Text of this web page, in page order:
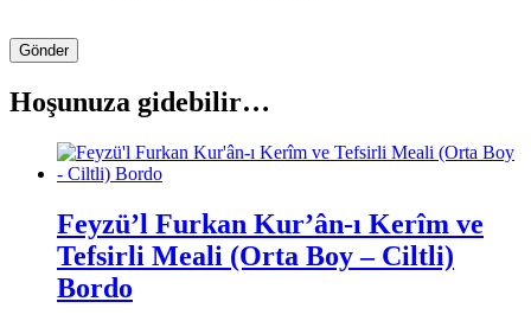
Hoşunuza gidebilir…
Feyzü’l Furkan Kur’ân-ı Kerîm ve
Tefsirli Meali (Orta Boy – Ciltli)
Bordo